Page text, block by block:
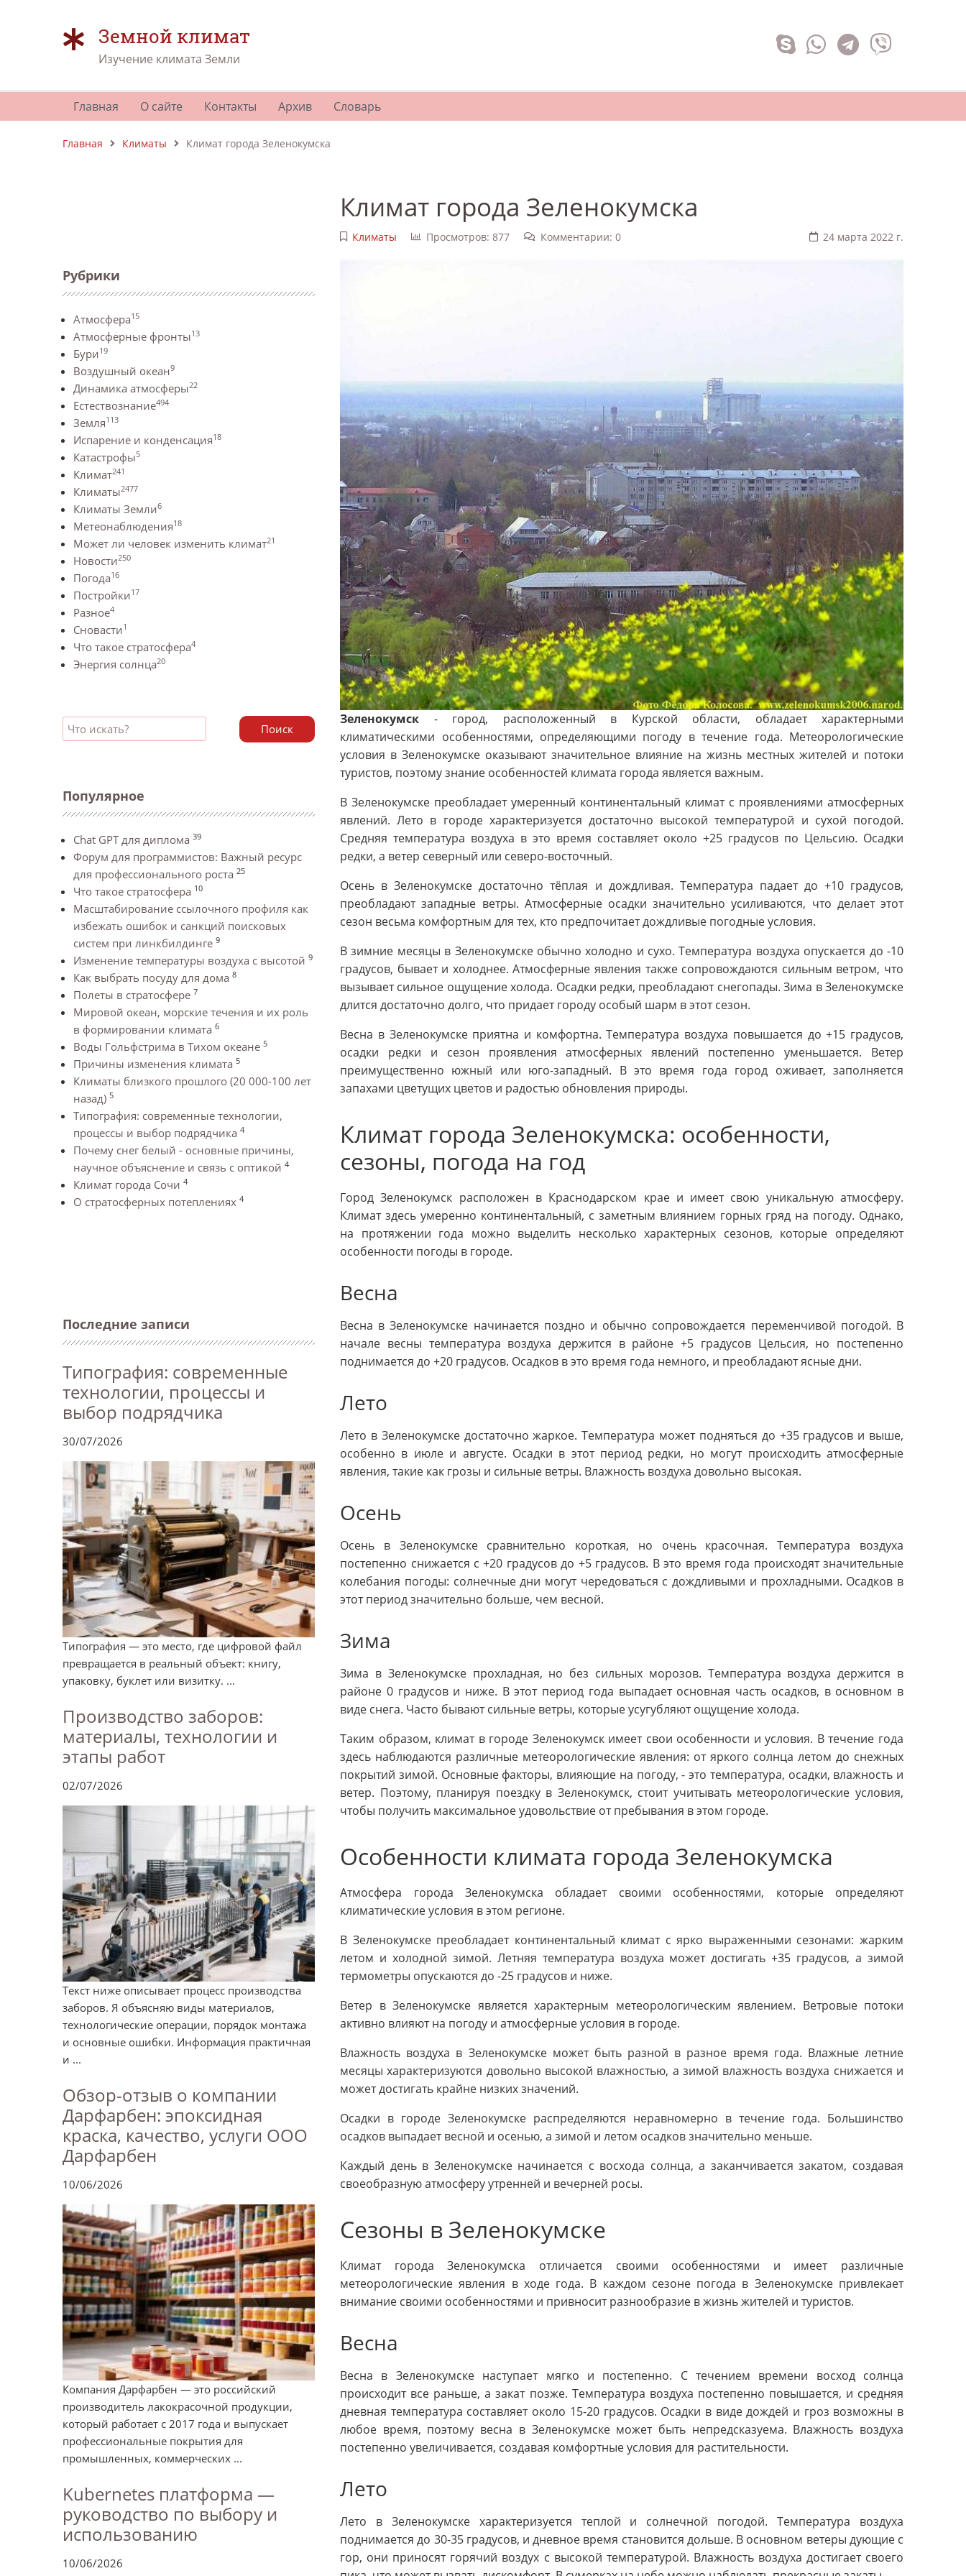
Земной климат
Изучение климата Земли
Главная О сайте Контакты Архив Словарь
Главная Климаты Климат города Зеленокумска
Рубрики
Атмосфера15
Атмосферные фронты13
Бури19
Воздушный океан9
Динамика атмосферы22
Естествознание494
Земля113
Испарение и конденсация18
Катастрофы5
Климат241
Климаты2477
Климаты Земли6
Метеонаблюдения18
Может ли человек изменить климат21
Новости250
Погода16
Постройки17
Разное4
Сновасти1
Что такое стратосфера4
Энергия солнца20
Поиск
Популярное
Chat GPT для диплома 39
Форум для программистов: Важный ресурс
для профессионального роста 25
Что такое стратосфера 10
Масштабирование ссылочного профиля как
избежать ошибок и санкций поисковых
систем при линкбилдинге 9
Изменение температуры воздуха с высотой 9
Как выбрать посуду для дома 8
Полеты в стратосфере 7
Мировой океан, морские течения и их роль
в формировании климата 6
Воды Гольфстрима в Тихом океане 5
Причины изменения климата 5
Климаты близкого прошлого (20 000-100 лет
назад) 5
Типография: современные технологии,
процессы и выбор подрядчика 4
Почему снег белый - основные причины,
научное объяснение и связь с оптикой 4
Климат города Сочи 4
О стратосферных потеплениях 4
Последние записи
Типография: современные
технологии, процессы и
выбор подрядчика
30/07/2026
Типография — это место, где цифровой файл
превращается в реальный объект: книгу,
упаковку, буклет или визитку. ...
Производство заборов:
материалы, технологии и
этапы работ
02/07/2026
Текст ниже описывает процесс производства
заборов. Я объясняю виды материалов,
технологические операции, порядок монтажа
и основные ошибки. Информация практичная
и ...
Обзор-отзыв о компании
Дарфарбен: эпоксидная
краска, качество, услуги ООО
Дарфарбен
10/06/2026
Компания Дарфарбен — это российский
производитель лакокрасочной продукции,
который работает с 2017 года и выпускает
профессиональные покрытия для
промышленных, коммерческих ...
Kubernetes платформа —
руководство по выбору и
использованию
10/06/2026
Климат города Зеленокумска
Климаты Просмотров: 877 Комментарии: 0 24 марта 2022 г.
Зеленокумск - город, расположенный в Курской области, обладает характерными
климатическими особенностями, определяющими погоду в течение года. Метеорологические
условия в Зеленокумске оказывают значительное влияние на жизнь местных жителей и потоки
туристов, поэтому знание особенностей климата города является важным.
В Зеленокумске преобладает умеренный континентальный климат с проявлениями атмосферных
явлений. Лето в городе характеризуется достаточно высокой температурой и сухой погодой.
Средняя температура воздуха в это время составляет около +25 градусов по Цельсию. Осадки
редки, а ветер северный или северо-восточный.
Осень в Зеленокумске достаточно тёплая и дождливая. Температура падает до +10 градусов,
преобладают западные ветры. Атмосферные осадки значительно усиливаются, что делает этот
сезон весьма комфортным для тех, кто предпочитает дождливые погодные условия.
В зимние месяцы в Зеленокумске обычно холодно и сухо. Температура воздуха опускается до -10
градусов, бывает и холоднее. Атмосферные явления также сопровождаются сильным ветром, что
вызывает сильное ощущение холода. Осадки редки, преобладают снегопады. Зима в Зеленокумске
длится достаточно долго, что придает городу особый шарм в этот сезон.
Весна в Зеленокумске приятна и комфортна. Температура воздуха повышается до +15 градусов,
осадки редки и сезон проявления атмосферных явлений постепенно уменьшается. Ветер
преимущественно южный или юго-западный. В это время года город оживает, заполняется
запахами цветущих цветов и радостью обновления природы.
Климат города Зеленокумска: особенности,
сезоны, погода на год
Город Зеленокумск расположен в Краснодарском крае и имеет свою уникальную атмосферу.
Климат здесь умеренно континентальный, с заметным влиянием горных гряд на погоду. Однако,
на протяжении года можно выделить несколько характерных сезонов, которые определяют
особенности погоды в городе.
Весна
Весна в Зеленокумске начинается поздно и обычно сопровождается переменчивой погодой. В
начале весны температура воздуха держится в районе +5 градусов Цельсия, но постепенно
поднимается до +20 градусов. Осадков в это время года немного, и преобладают ясные дни.
Лето
Лето в Зеленокумске достаточно жаркое. Температура может подняться до +35 градусов и выше,
особенно в июле и августе. Осадки в этот период редки, но могут происходить атмосферные
явления, такие как грозы и сильные ветры. Влажность воздуха довольно высокая.
Осень
Осень в Зеленокумске сравнительно короткая, но очень красочная. Температура воздуха
постепенно снижается с +20 градусов до +5 градусов. В это время года происходят значительные
колебания погоды: солнечные дни могут чередоваться с дождливыми и прохладными. Осадков в
этот период значительно больше, чем весной.
Зима
Зима в Зеленокумске прохладная, но без сильных морозов. Температура воздуха держится в
районе 0 градусов и ниже. В этот период года выпадает основная часть осадков, в основном в
виде снега. Часто бывают сильные ветры, которые усугубляют ощущение холода.
Таким образом, климат в городе Зеленокумск имеет свои особенности и условия. В течение года
здесь наблюдаются различные метеорологические явления: от яркого солнца летом до снежных
покрытий зимой. Основные факторы, влияющие на погоду, - это температура, осадки, влажность и
ветер. Поэтому, планируя поездку в Зеленокумск, стоит учитывать метеорологические условия,
чтобы получить максимальное удовольствие от пребывания в этом городе.
Особенности климата города Зеленокумска
Атмосфера города Зеленокумска обладает своими особенностями, которые определяют
климатические условия в этом регионе.
В Зеленокумске преобладает континентальный климат с ярко выраженными сезонами: жарким
летом и холодной зимой. Летняя температура воздуха может достигать +35 градусов, а зимой
термометры опускаются до -25 градусов и ниже.
Ветер в Зеленокумске является характерным метеорологическим явлением. Ветровые потоки
активно влияют на погоду и атмосферные условия в городе.
Влажность воздуха в Зеленокумске может быть разной в разное время года. Влажные летние
месяцы характеризуются довольно высокой влажностью, а зимой влажность воздуха снижается и
может достигать крайне низких значений.
Осадки в городе Зеленокумске распределяются неравномерно в течение года. Большинство
осадков выпадает весной и осенью, а зимой и летом осадков значительно меньше.
Каждый день в Зеленокумске начинается с восхода солнца, а заканчивается закатом, создавая
своеобразную атмосферу утренней и вечерней росы.
Сезоны в Зеленокумске
Климат города Зеленокумска отличается своими особенностями и имеет различные
метеорологические явления в ходе года. В каждом сезоне погода в Зеленокумске привлекает
внимание своими особенностями и привносит разнообразие в жизнь жителей и туристов.
Весна
Весна в Зеленокумске наступает мягко и постепенно. С течением времени восход солнца
происходит все раньше, а закат позже. Температура воздуха постепенно повышается, и средняя
дневная температура составляет около 15-20 градусов. Осадки в виде дождей и гроз возможны в
любое время, поэтому весна в Зеленокумске может быть непредсказуема. Влажность воздуха
постепенно увеличивается, создавая комфортные условия для растительности.
Лето
Лето в Зеленокумске характеризуется теплой и солнечной погодой. Температура воздуха
поднимается до 30-35 градусов, и дневное время становится дольше. В основном ветеры дующие с
гор, они приносят горячий воздух с высокой температурой. Влажность воздуха достигает своего